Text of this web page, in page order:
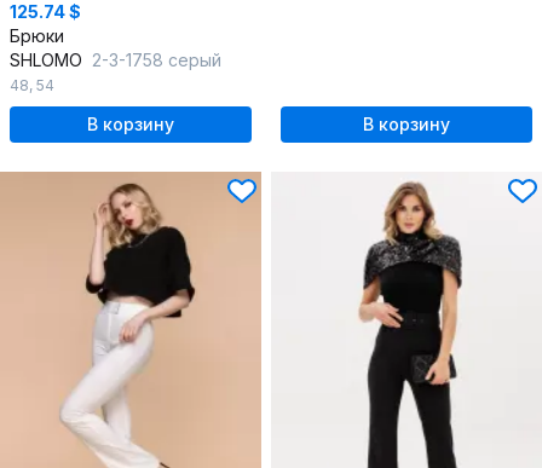
125.74 $
Брюки
SHLOMO 2-3-1758 серый
48, 54
В корзину В корзину